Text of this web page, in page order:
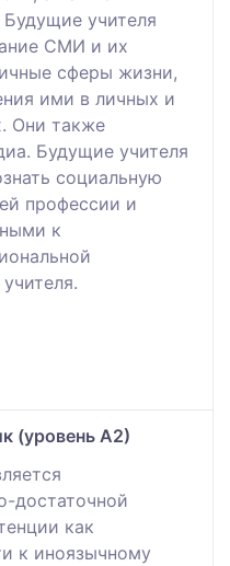
учителя
СМИ и их
сферы жизни,
ими в личных и
Они также
Будущие учителя
социальную
профессии и
к
(уровень А2)
достаточной
как
к иноязычному